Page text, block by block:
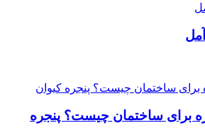
برای ساختمان چیست؟ پنجره